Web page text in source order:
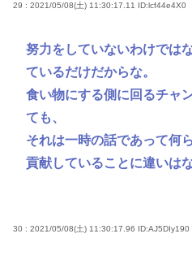
29 : 2021/05/08(土) 11:30:17.11 ID:lcf44e4X0
努力をしていないわけでは
ているだけだからな。
食い物にする側に回るチャ
ても、
それは一時の話であって何
貢献していることに違いはな
30 : 2021/05/08(土) 11:30:17.96 ID:AJ5DIy190